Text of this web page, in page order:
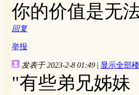
你的价值是无
回复
举报
发表于 2023-2-8 01:49 | 显示全部
"有些弟兄姊妹